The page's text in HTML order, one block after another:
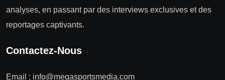
analyses, en passant par des interviews exclusives et des
reportages captivants.
Contactez-Nous
Email : info@megasportsmedia.com